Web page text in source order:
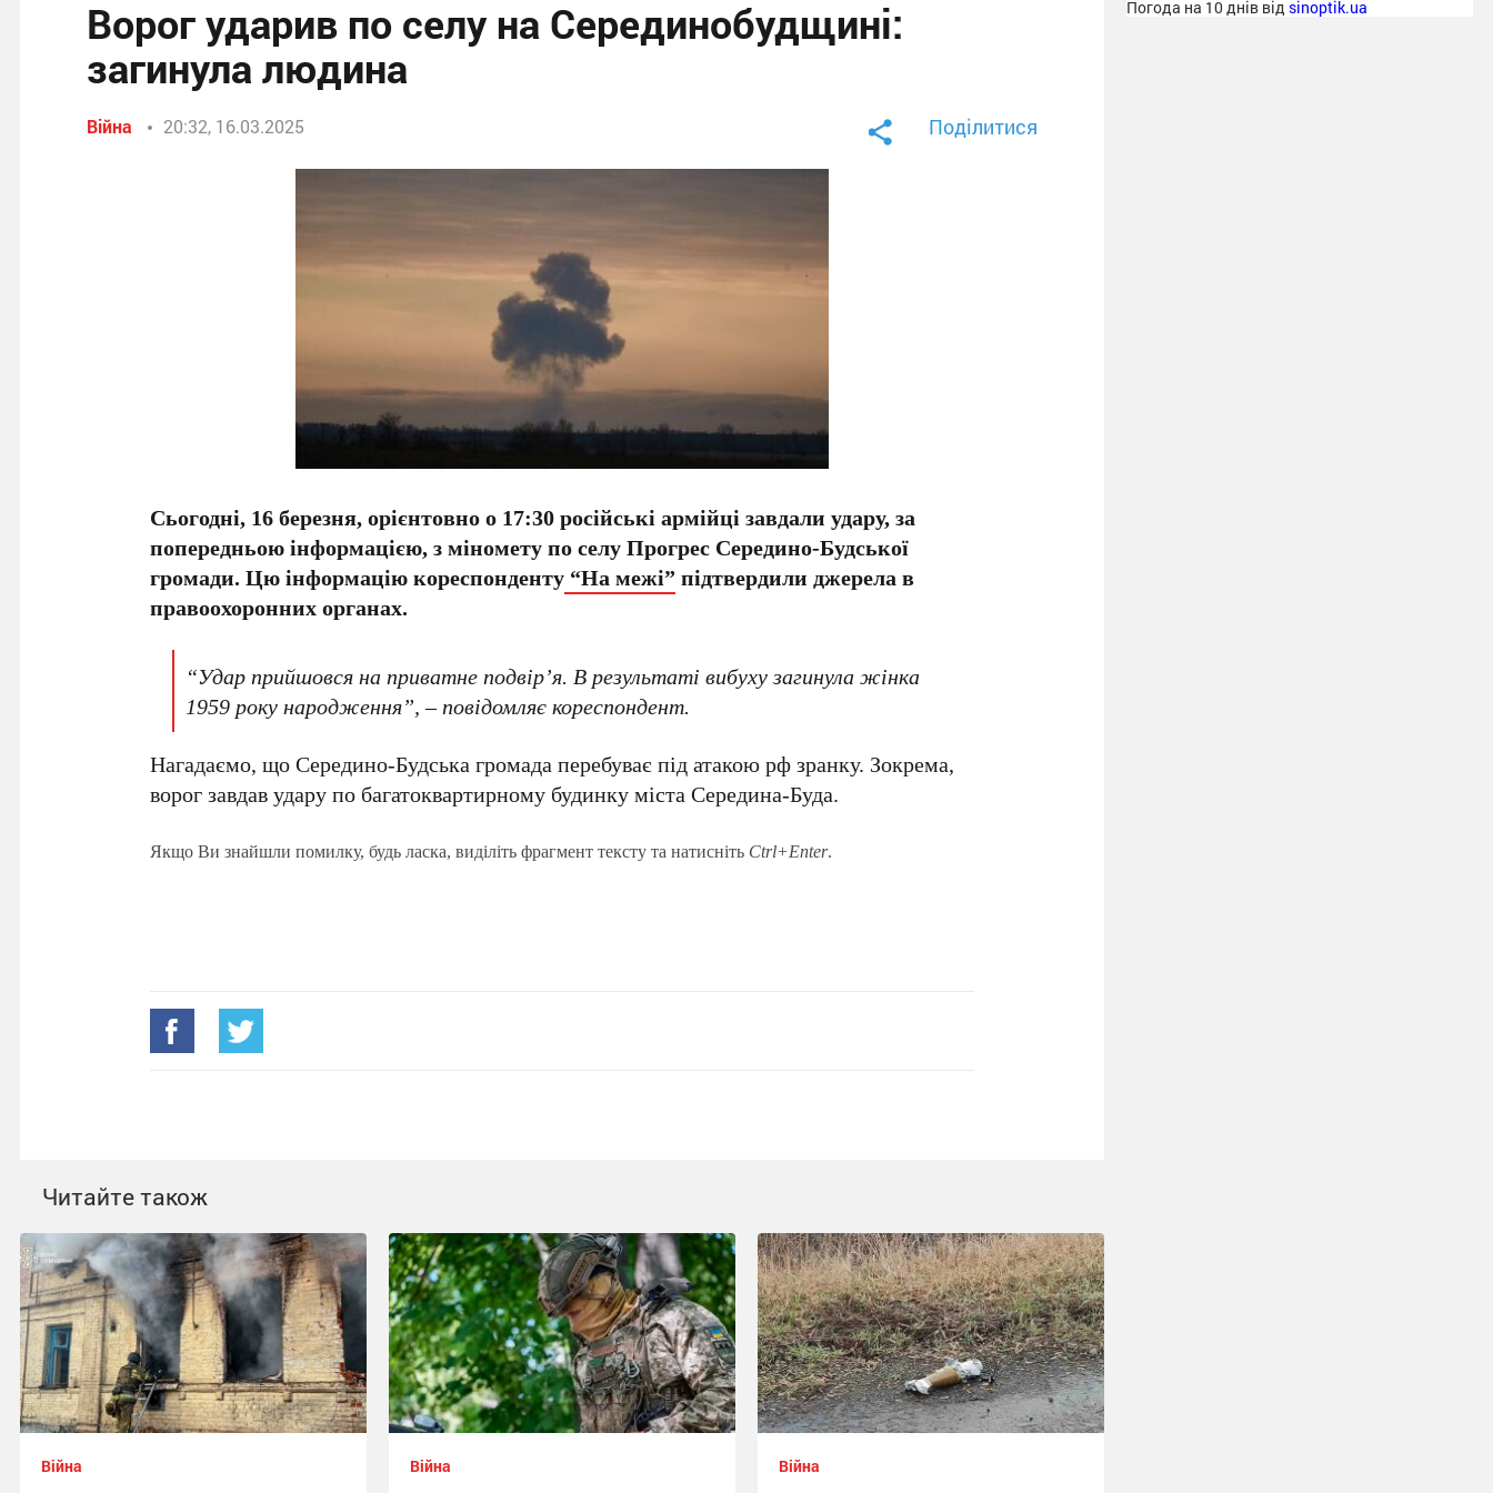
Ворог ударив по селу на Серединобудщині:
загинула людина
Війна 20:32, 16.03.2025 Поділитися
Сьогодні, 16 березня, орієнтовно о 17:30 російські армійці завдали удару, за
попередньою інформацією, з міномету по селу Прогрес Середино-Будської
громади. Цю інформацію кореспонденту “На межі” підтвердили джерела в
правоохоронних органах.
“Удар прийшовся на приватне подвір’я. В результаті вибуху загинула жінка
1959 року народження”, – повідомляє кореспондент.
Нагадаємо, що Середино-Будська громада перебуває під атакою рф зранку. Зокрема,
ворог завдав удару по багатоквартирному будинку міста Середина-Буда.
Якщо Ви знайшли помилку, будь ласка, виділіть фрагмент тексту та натисніть Ctrl+Enter.
Читайте також
Війна Війна Війна
Погода на 10 днів від sinoptik.ua